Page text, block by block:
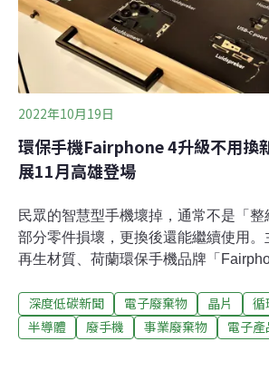
年開始舉辦「資源循環績優企業」遴選
獲獎，環保署10月28日在桃園市環保
2022年10月19日
環保手機Fairphone 4升級不用換
展11月高雄登場
民眾的智慧型手機壞掉，通常不是「
部分零件損壞，更換後還能繼續使用。
再生材質、荷蘭環保手機品牌「
手機淘汰率。目前只在歐洲銷售的「
獲邀至「亞洲永續供應暨循環經濟會展
深度低碳新聞 電子廢棄物 晶片 循
半導體
廢手機 事業廢棄物 電子產